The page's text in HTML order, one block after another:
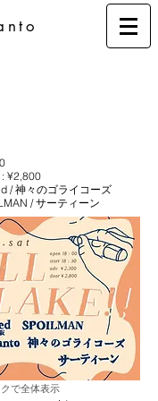
: ¥2,800
/ 神々のゴライコーズ
/ サーティーン
で全体表示